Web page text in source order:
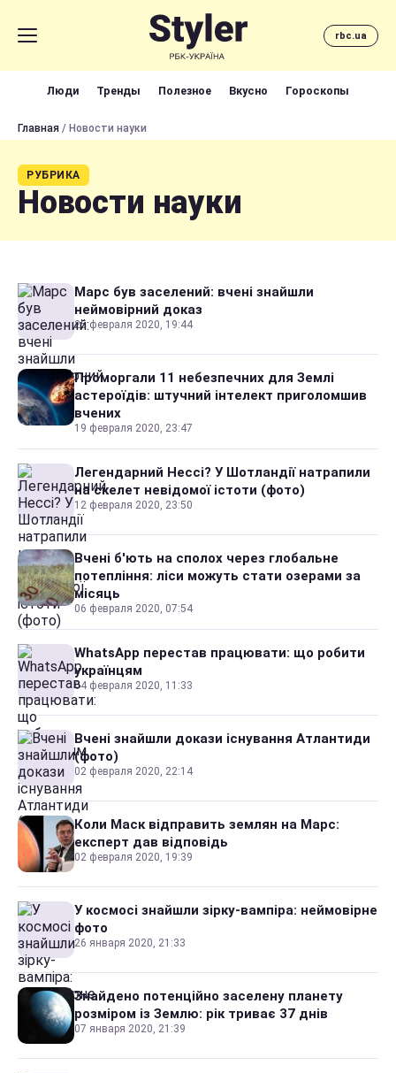
rbc.ua
Люди Тренды Полезное Вкусно Гороскопы
Главная / Новости науки
РУБРИКА
Новости науки
Марс був заселений: вчені знайшли
неймовірний доказ
25 февраля 2020, 19:44
Проморгали 11 небезпечних для Землі
астероїдів: штучний інтелект приголомшив
вчених
19 февраля 2020, 23:47
Легендарний Нессі? У Шотландії натрапили
на скелет невідомої істоти (фото)
12 февраля 2020, 23:50
Вчені б'ють на сполох через глобальне
потепління: ліси можуть стати озерами за
місяць
06 февраля 2020, 07:54
WhatsApp перестав працювати: що робити
українцям
04 февраля 2020, 11:33
Вчені знайшли докази існування Атлантиди
(фото)
02 февраля 2020, 22:14
Коли Маск відправить землян на Марс:
експерт дав відповідь
02 февраля 2020, 19:39
У космосі знайшли зірку-вампіра: неймовірне
фото
26 января 2020, 21:33
Знайдено потенційно заселену планету
розміром із Землю: рік триває 37 днів
07 января 2020, 21:39